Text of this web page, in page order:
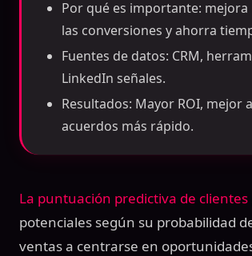
Por qué es importante:
las conversiones y ahorra
Fuentes de datos: CRM,
LinkedIn señales.
Resultados: Mayor ROI, mejor
acuerdos más rápido.
La puntuación predictiva de
potenciales según su probabilidad
ventas a centrarse en